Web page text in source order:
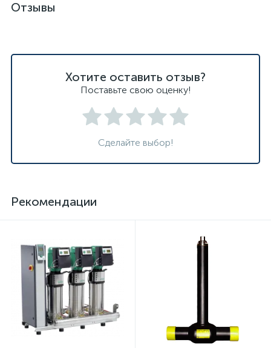
Отзывы
Хотите оставить отзыв?
Поставьте свою оценку!
Сделайте выбор!
Рекомендации